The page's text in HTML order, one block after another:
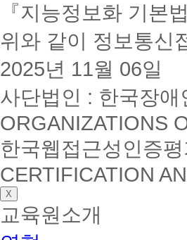
『지능정보화 기본
위와 같이 정보통신
2025년 11월 06일
사단법인 : 한국장
ORGANIZATIONS
한국웹접근성인증
CERTIFICATION
X
교육원소개